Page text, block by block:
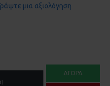
μια αξιολόγηση
ΑΓΟΡΆ